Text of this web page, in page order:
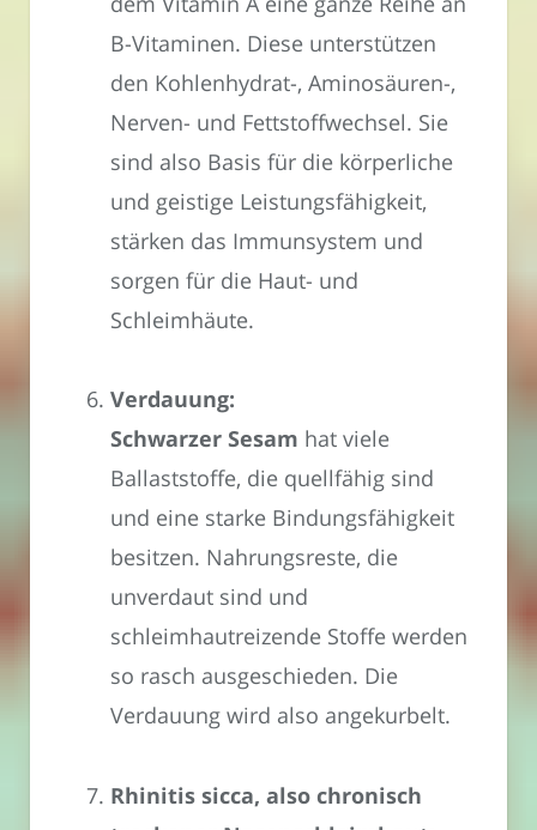
B-Vitaminen. Diese unterstützen
den Kohlenhydrat-, Aminosäuren-,
Nerven- und Fettstoffwechsel. Sie
sind also Basis für die körperliche
und geistige Leistungsfähigkeit,
stärken das Immunsystem und
sorgen für die Haut- und
Schleimhäute.
Verdauung:
Schwarzer Sesam hat viele
Ballaststoffe, die quellfähig sind
und eine starke Bindungsfähigkeit
besitzen. Nahrungsreste, die
unverdaut sind und
schleimhautreizende Stoffe werden
so rasch ausgeschieden. Die
Verdauung wird also angekurbelt.
Rhinitis sicca, also chronisch